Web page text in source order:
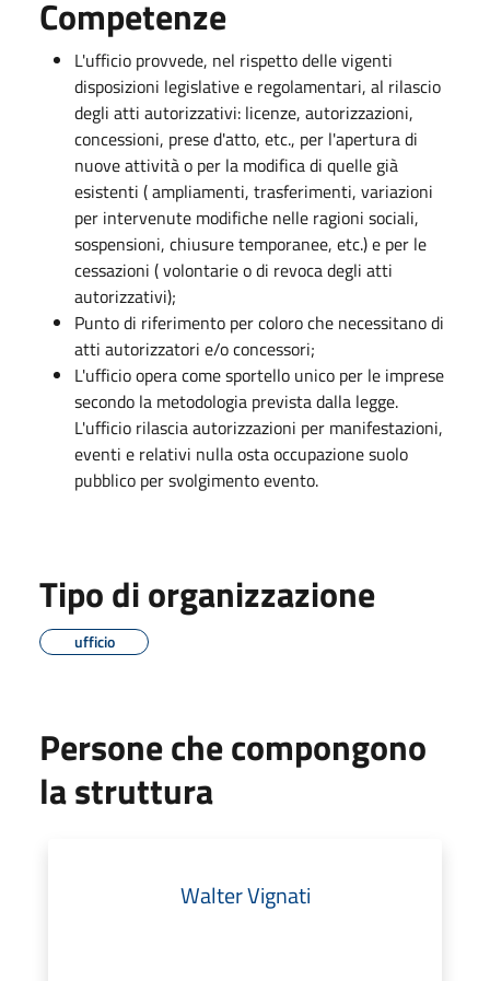
Competenze
L'ufficio provvede, nel rispetto delle vigenti
disposizioni legislative e regolamentari, al rilascio
degli atti autorizzativi: licenze, autorizzazioni,
concessioni, prese d'atto, etc., per l'apertura di
nuove attività o per la modifica di quelle già
esistenti ( ampliamenti, trasferimenti, variazioni
per intervenute modifiche nelle ragioni sociali,
sospensioni, chiusure temporanee, etc.) e per le
cessazioni ( volontarie o di revoca degli atti
autorizzativi);
Punto di riferimento per coloro che necessitano di
atti autorizzatori e/o concessori;
L'ufficio opera come sportello unico per le imprese
secondo la metodologia prevista dalla legge.
L'ufficio rilascia autorizzazioni per manifestazioni,
eventi e relativi nulla osta occupazione suolo
pubblico per svolgimento evento.
Tipo di organizzazione
ufficio
Persone che compongono
la struttura
Walter Vignati